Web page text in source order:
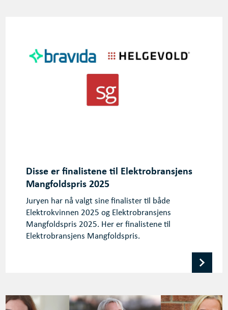
Disse er finalistene til Elektrobransjens
Mangfoldspris 2025
Juryen har nå valgt sine finalister til både
Elektrokvinnen 2025 og Elektrobransjens
Mangfoldspris 2025. Her er finalistene til
Elektrobransjens Mangfoldspris.